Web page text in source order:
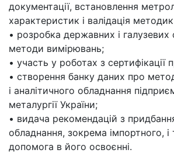
документації, встановлення
характеристик і валідація
• розробка державних і галузевих
методи вимірювань;
• участь у роботах з сертифікації
• створення банку даних про
і аналітичного обладнання
металургії України;
• видача рекомендацій з
обладнання, зокрема імпортного, і
допомога в його освоєнні.